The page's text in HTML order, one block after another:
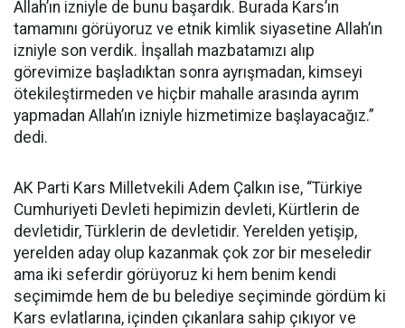
Allah’ın izniyle de bunu başardık. Burada Kars’ın
tamamını görüyoruz ve etnik kimlik siyasetine Allah’ın
izniyle son verdik. İnşallah mazbatamızı alıp
görevimize başladıktan sonra ayrışmadan, kimseyi
ötekileştirmeden ve hiçbir mahalle arasında ayrım
yapmadan Allah’ın izniyle hizmetimize başlayacağız.”
dedi.
AK Parti Kars Milletvekili Adem Çalkın ise, “Türkiye
Cumhuriyeti Devleti hepimizin devleti, Kürtlerin de
devletidir, Türklerin de devletidir. Yerelden yetişip,
yerelden aday olup kazanmak çok zor bir meseledir
ama iki seferdir görüyoruz ki hem benim kendi
seçimimde hem de bu belediye seçiminde gördüm ki
Kars evlatlarına, içinden çıkanlara sahip çıkıyor ve